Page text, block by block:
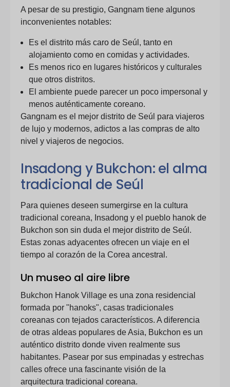
A pesar de su prestigio, Gangnam tiene algunos
inconvenientes notables:
Es el distrito más caro de Seúl, tanto en
alojamiento como en comidas y actividades.
Es menos rico en lugares históricos y culturales
que otros distritos.
El ambiente puede parecer un poco impersonal y
menos auténticamente coreano.
Gangnam es el mejor distrito de Seúl para viajeros
de lujo y modernos, adictos a las compras de alto
nivel y viajeros de negocios.
Insadong y Bukchon: el alma
tradicional de Seúl
Para quienes deseen sumergirse en la cultura
tradicional coreana, Insadong y el pueblo hanok de
Bukchon son sin duda el mejor distrito de Seúl.
Estas zonas adyacentes ofrecen un viaje en el
tiempo al corazón de la Corea ancestral.
Un museo al aire libre
Bukchon Hanok Village es una zona residencial
formada por "hanoks", casas tradicionales
coreanas con tejados característicos. A diferencia
de otras aldeas populares de Asia, Bukchon es un
auténtico distrito donde viven realmente sus
habitantes. Pasear por sus empinadas y estrechas
calles ofrece una fascinante visión de la
arquitectura tradicional coreana.